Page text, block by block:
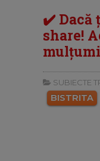
✔️ Dacă
share!
SUBIECTE
BISTRITA